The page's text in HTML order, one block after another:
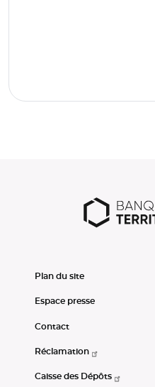
Plan du site
Espace presse
Contact
Réclamation
Caisse des Dépôts